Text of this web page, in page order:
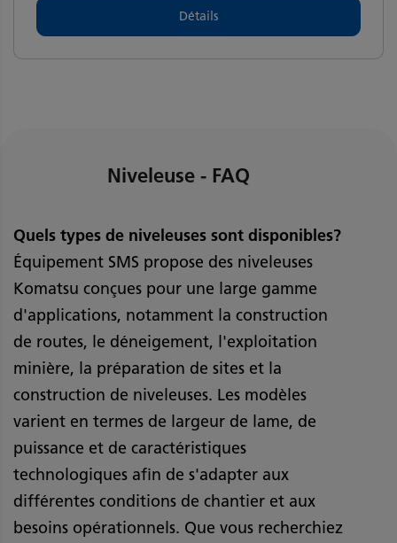
Détails
Niveleuse - FAQ
Quels types de niveleuses sont disponibles?
Équipement SMS propose des niveleuses
Komatsu conçues pour une large gamme
d'applications, notamment la construction
de routes, le déneigement, l'exploitation
minière, la préparation de sites et la
construction de niveleuses. Les modèles
varient en termes de largeur de lame, de
puissance et de caractéristiques
technologiques afin de s'adapter aux
différentes conditions de chantier et aux
besoins opérationnels. Que vous recherchiez